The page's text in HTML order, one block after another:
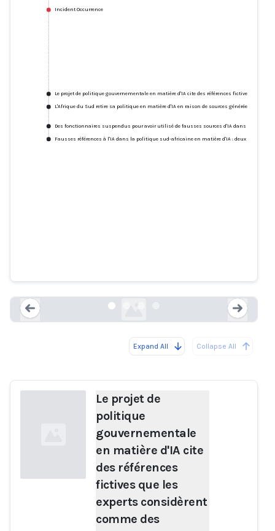
Incident Occurrence
Le projet de politique gouvernementale en matière d'IA cite des références fictives que
L'Afrique du Sud retire sa politique en matière d'IA en raison de sources générées par IA
Des fonctionnaires suspendus pour avoir utilisé de fausses sources d'IA dans les
Fausses références à l'IA dans la politique sud-africaine en matière d'IA : deux hommes
Expand All Collapse All
Le projet de
politique
gouvernementale
en matière d'IA cite
des références
fictives que les
experts considèrent
comme des